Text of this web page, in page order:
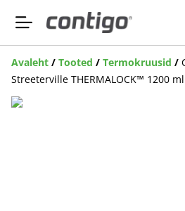
Avaleht / Tooted / Termokruusid /
Streeterville THERMALOCK™ 1200